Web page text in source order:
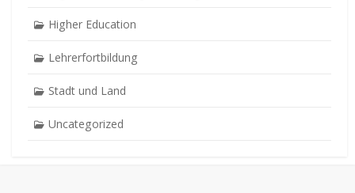
Higher Education
Lehrerfortbildung
Stadt und Land
Uncategorized